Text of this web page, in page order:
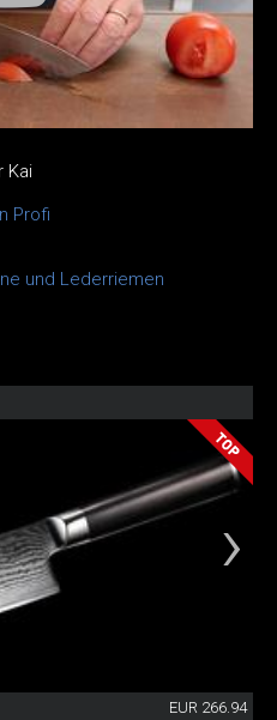
Kai
Profi
und Lederriemen
EUR 266.94